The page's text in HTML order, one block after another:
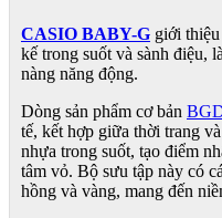
CASIO BABY-G giới
kế trong suốt và sành điệu,
nàng năng động.
Dòng sản phẩm cơ bản
tế, kết hợp giữa thời trang
nhựa trong suốt, tạo điểm
tâm vỏ. Bộ sưu tập này có
hồng và vàng, mang đến